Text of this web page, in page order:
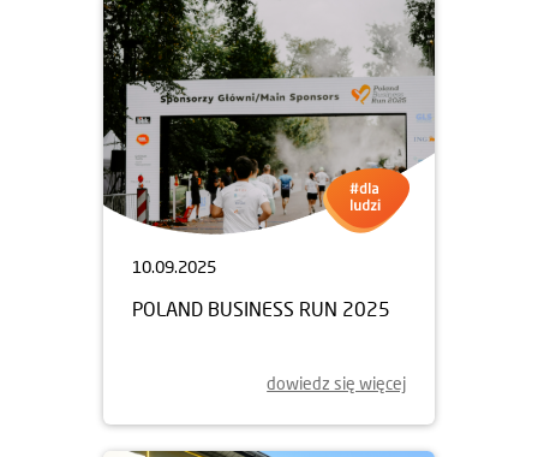
10.09.2025
POLAND BUSINESS RUN 2025
dowiedz się więcej